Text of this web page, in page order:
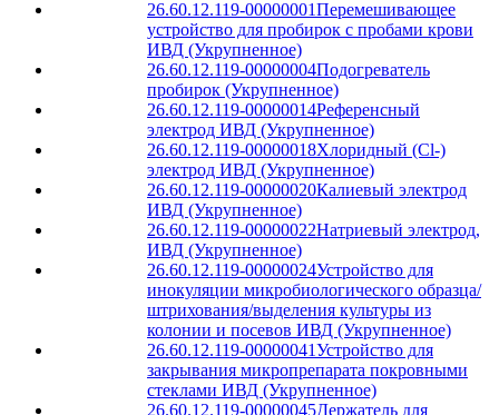
26.60.12.119-00000001Перемешивающее
устройство для пробирок с пробами крови
ИВД (Укрупненное)
26.60.12.119-00000004Подогреватель
пробирок (Укрупненное)
26.60.12.119-00000014Референсный
электрод ИВД (Укрупненное)
26.60.12.119-00000018Хлоридный (Cl-)
электрод ИВД (Укрупненное)
26.60.12.119-00000020Калиевый электрод
ИВД (Укрупненное)
26.60.12.119-00000022Натриевый электрод,
ИВД (Укрупненное)
26.60.12.119-00000024Устройство для
инокуляции микробиологического образца/
штрихования/выделения культуры из
колонии и посевов ИВД (Укрупненное)
26.60.12.119-00000041Устройство для
закрывания микропрепарата покровными
стеклами ИВД (Укрупненное)
26.60.12.119-00000045Держатель для